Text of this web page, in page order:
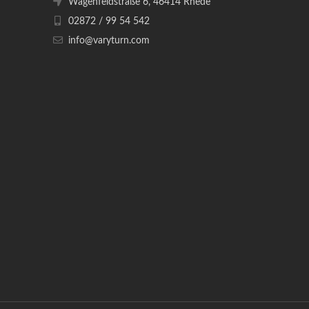
02872 / 99 54 542
info@varyturn.com